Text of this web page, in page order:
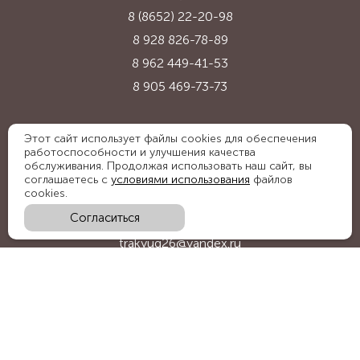
8 (8652) 22-20-98
8 928 826-78-89
8 962 449-41-53
8 905 469-73-73
Адрес:
Ставропольский край, с. Надежда,
ул. Промышленная, 1Б
trakyug26@yandex.ru
Этот сайт использует файлы cookies для обеспечения
работоспособности и улучшения качества
обслуживания. Продолжая использовать наш сайт, вы
соглашаетесь с условиями использования файлов
cookies.
Согласиться